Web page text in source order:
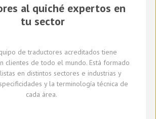
al quiché expertos en
tu sector
de traductores acreditados tiene
clientes de todo el mundo. Está formado
en distintos sectores e industrias y
y laterminología técnica de
cada área.